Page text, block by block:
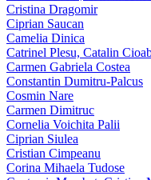
Cristina Dragomir
Ciprian Saucan
Camelia Dinica
Catrinel Plesu, Catalin
Carmen Gabriela Costea
Constantin Dumitru-Palcus
Cosmin Nare
Carmen Dimitruc
Cornelia Voichita Palii
Ciprian Siulea
Cristian Cimpeanu
Corina Mihaela Tudose